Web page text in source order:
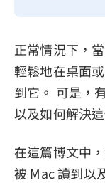
正常情況下，
輕鬆地在桌面
到它。 可是，
以及如何解決
在這篇博文中
被 Mac 讀到以